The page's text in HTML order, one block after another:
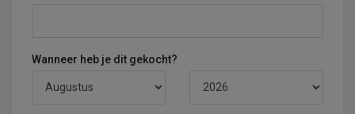
Wanneer heb je dit gekocht?